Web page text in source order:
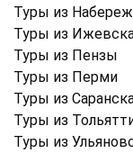
Туры из
Туры из
Туры из Пензы
Туры из Перми
Туры из
Туры из
Туры из